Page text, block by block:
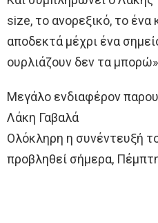
size, το ανορεξικό, το
αποδεκτά μέχρι ένα
ουρλιάζουν δεν τα
Μεγάλο ενδιαφέρον
Λάκη Γαβαλά
Ολόκληρη η συνέντευξή
προβληθεί σήμερα,